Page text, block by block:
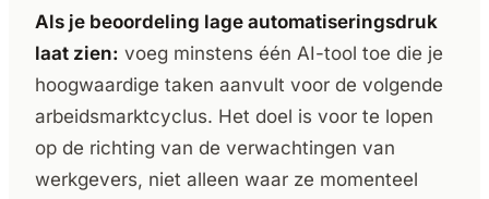
Als je beoordeling lage automatiseringsdruk
laat zien: voeg minstens één AI-tool toe die je
hoogwaardige taken aanvult voor de volgende
arbeidsmarktcyclus. Het doel is voor te lopen
op de richting van de verwachtingen van
werkgevers, niet alleen waar ze momenteel